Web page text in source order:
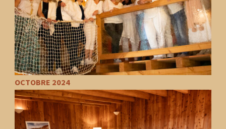
OCTOBRE 2024